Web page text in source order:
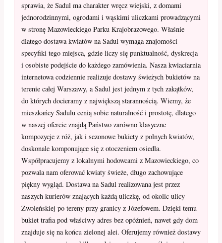
sprawia, że Sadul ma charakter wręcz wiejski, z domami
jednorodzinnymi, ogrodami i wąskimi uliczkami prowadzącymi
w stronę Mazowieckiego Parku Krajobrazowego. Właśnie
dlatego dostawa kwiatów na Sadul wymaga znajomości
specyfiki tego miejsca, gdzie liczy się punktualność, dyskrecja
i osobiste podejście do każdego zamówienia. Nasza kwiaciarnia
internetowa codziennie realizuje dostawy świeżych bukietów na
terenie całej Warszawy, a Sadul jest jednym z tych zakątków,
do których docieramy z największą starannością. Wiemy, że
mieszkańcy Sadulu cenią sobie naturalność i prostotę, dlatego
w naszej ofercie znajdą Państwo zarówno klasyczne
kompozycje z róż, jak i sezonowe bukiety z polnych kwiatów,
doskonale komponujące się z otoczeniem osiedla.
Współpracujemy z lokalnymi hodowcami z Mazowieckiego, co
pozwala nam oferować kwiaty świeże, długo zachowujące
piękny wygląd. Dostawa na Sadul realizowana jest przez
naszych kurierów znających każdą uliczkę, od okolic ulicy
Zwoleńskiej po tereny przy granicy z Józefowem. Dzięki temu
bukiet trafia pod właściwy adres bez opóźnień, nawet gdy dom
znajduje się na końcu zielonej alei. Oferujemy również dostawy